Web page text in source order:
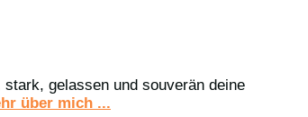
gelassen und souverän deine
über mich ...